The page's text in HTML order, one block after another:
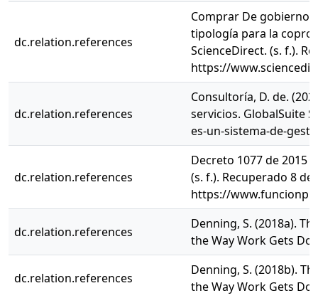
dc.relation.references
Comprar De gobierno
tipología para la
ScienceDirect. (s. f.).
https://
dc.relation.references
Consultoría, D. de.
servicios. GlobalSuite
es-un-sistema-de-
dc.relation.references
Decreto 1077 de 2015
(s. f.). Recuperado 8
https://
dc.relation.references
Denning, S. (2018a).
the Way Work Gets
dc.relation.references
Denning, S. (2018b).
the Way Work Gets